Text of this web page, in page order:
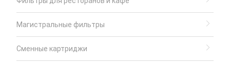
Магистральные фильтры
Сменные картриджи